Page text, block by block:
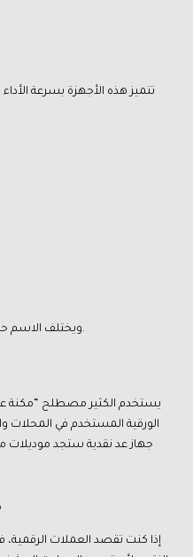
تتميز هذه الأجهزة بسرعة
ويختلف الاسم حسب الدولة أو طبيعة الاستخدام التجاري.
يستخدم الكثير مصطلح “مكنة
الورقية المستخدم في المحلات
جهاز عد نقدية ستجد
إذا كنت تقصد العملات الرقمية،